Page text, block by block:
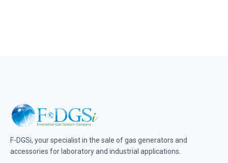
F-DGSi, your specialist in the sale of gas generators and
accessories for laboratory and industrial applications.